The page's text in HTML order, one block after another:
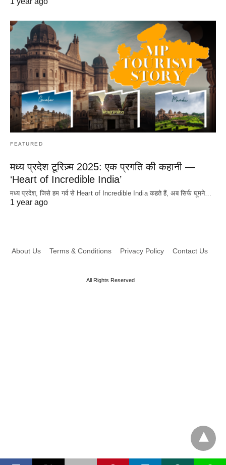
FEATURED
मध्य प्रदेश टूरिज़्म 2025: एक प्रगति की कहानी —
‘Heart of Incredible India’
मध्य प्रदेश, जिसे हम गर्व से Heart of Incredible India कहते हैं, अब सिर्फ घूमने…
1 year ago
About Us Terms & Conditions Privacy Policy Contact Us
All Rights Reserved